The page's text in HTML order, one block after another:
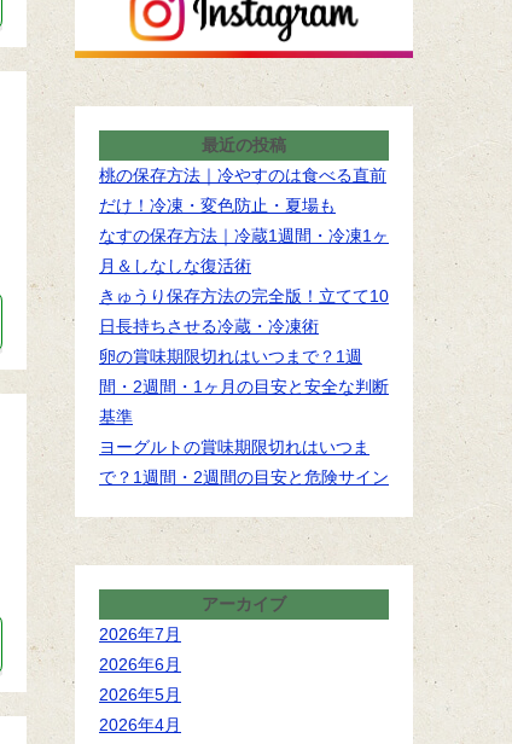
最近の投稿
桃の保存方法｜冷やすのは食べる直前
だけ！冷凍・変色防止・夏場も
なすの保存方法｜冷蔵1週間・冷凍1ヶ
月＆しなしな復活術
きゅうり保存方法の完全版！立てて10
日長持ちさせる冷蔵・冷凍術
卵の賞味期限切れはいつまで？1週
間・2週間・1ヶ月の目安と安全な判断
基準
ヨーグルトの賞味期限切れはいつま
で？1週間・2週間の目安と危険サイン
アーカイブ
2026年7月
2026年6月
2026年5月
2026年4月